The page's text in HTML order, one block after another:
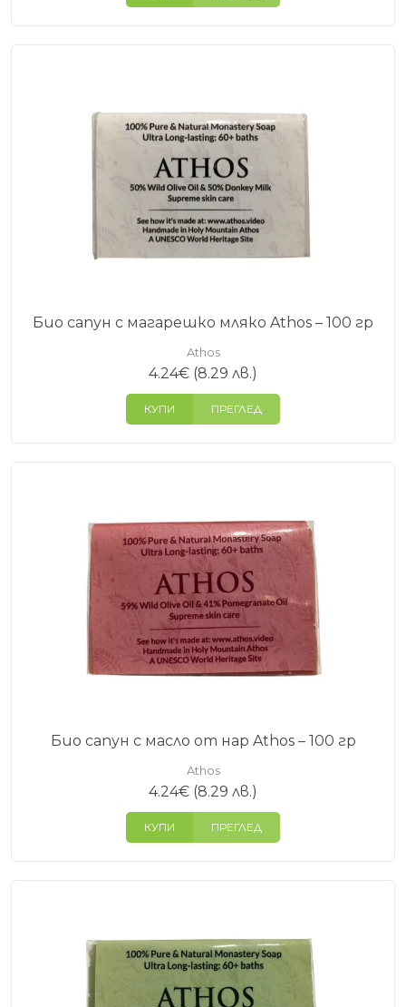
Био сапун с магарешко мляко Athos – 100 гр
Athos
4.24€ (8.29 лв.)
КУПИ ПРЕГЛЕД
Био сапун с масло от нар Athos – 100 гр
Athos
4.24€ (8.29 лв.)
КУПИ ПРЕГЛЕД